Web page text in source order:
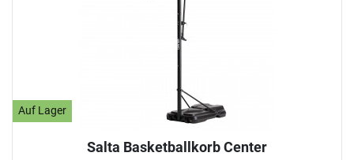
Auf Lager
Salta Basketballkorb Center